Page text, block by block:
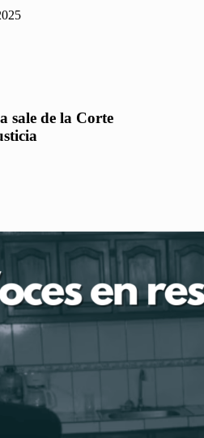
sale de la Corte